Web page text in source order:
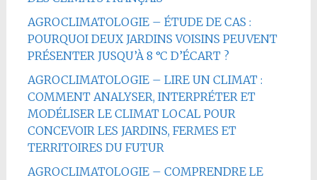
AGROCLIMATOLOGIE – ÉTUDE DE CAS :
POURQUOI DEUX JARDINS VOISINS PEUVENT
PRÉSENTER JUSQU’À 8 °C D’ÉCART ?
AGROCLIMATOLOGIE – LIRE UN CLIMAT :
COMMENT ANALYSER, INTERPRÉTER ET
MODÉLISER LE CLIMAT LOCAL POUR
CONCEVOIR LES JARDINS, FERMES ET
TERRITOIRES DU FUTUR
AGROCLIMATOLOGIE – COMPRENDRE LE